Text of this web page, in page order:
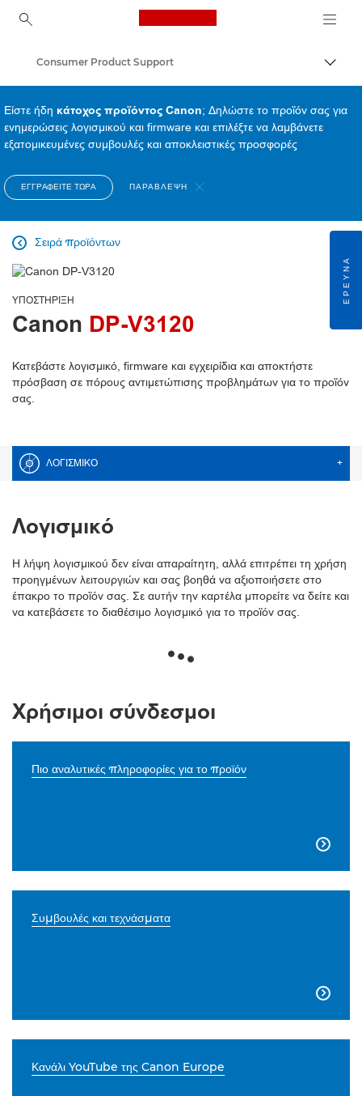
Canon Logo, back to
Consumer Product Support
Είστε ήδη κάτοχος προϊόντος Canon; Δηλώστε το προϊόν σας για
ενημερώσεις λογισμικού και firmware και επιλέξτε να λαμβάνετε
εξατομικευμένες συμβουλές και αποκλειστικές προσφορές
ΕΓΓΡΑΦΕΊΤΕ ΤΏΡΑ ΠΑΡΆΒΛΕΨΗ
Σειρά προϊόντων

ΥΠΟΣΤΉΡΙΞΗ
Canon DP-V3120
Κατεβάστε λογισμικό, firmware και εγχειρίδια και αποκτήστε
πρόσβαση σε πόρους αντιμετώπισης προβλημάτων για το προϊόν
σας.
ΛΟΓΙΣΜΙΚΌ +
Λογισμικό
Η λήψη λογισμικού δεν είναι απαραίτητη, αλλά επιτρέπει τη χρήση
προηγμένων λειτουργιών και σας βοηθά να αξιοποιήσετε στο
έπακρο το προϊόν σας. Σε αυτήν την καρτέλα μπορείτε να δείτε και
να κατεβάσετε το διαθέσιμο λογισμικό για το προϊόν σας.
Χρήσιμοι σύνδεσμοι
Πιο αναλυτικές πληροφορίες για το προϊόν

Συμβουλές και τεχνάσματα

Κανάλι YouTube της Canon Europe
ΈΡΕΥΝΑ